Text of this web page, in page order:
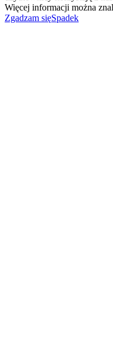
Więcej informacji można
Zgadzam sięSpadek